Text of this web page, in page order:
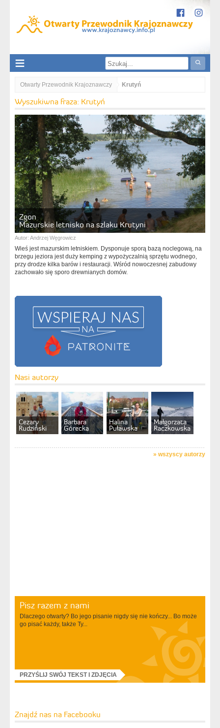
Otwarty Przewodnik Krajoznawczy Krutyń
Wyszukiwna fraza: Krutyń
Zgon
Mazurskie letnisko na szlaku Krutyni
Autor: Andrzej Węgrowicz
Wieś jest mazurskim letniskiem. Dysponuje sporą bazą noclegową, na
brzegu jeziora jest duży kemping z wypożyczalnią sprzętu wodnego,
przy drodze kilka barów i restauracji. Wśród nowoczesnej zabudowy
zachowało się sporo drewnianych domów.
Nasi autorzy
Cezary
Rudziński
Barbara
Górecka
Halina
Puławska
Małgorzata
Raczkowska
» wszyscy autorzy
Pisz razem z nami
Dlaczego otwarty? Bo jego pisanie nigdy się nie kończy... Bo może
go pisać każdy, także Ty...
PRZYŚLIJ SWÓJ TEKST I ZDJĘCIA
Znajdź nas na Facebooku